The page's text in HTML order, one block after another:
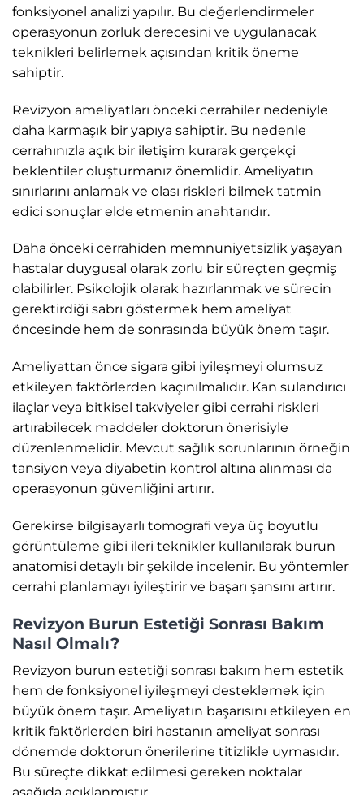
fonksiyonel analizi yapılır. Bu değerlendirmeler
operasyonun zorluk derecesini ve uygulanacak
teknikleri belirlemek açısından kritik öneme
sahiptir.
Revizyon ameliyatları önceki cerrahiler nedeniyle
daha karmaşık bir yapıya sahiptir. Bu nedenle
cerrahınızla açık bir iletişim kurarak gerçekçi
beklentiler oluşturmanız önemlidir. Ameliyatın
sınırlarını anlamak ve olası riskleri bilmek tatmin
edici sonuçlar elde etmenin anahtarıdır.
Daha önceki cerrahiden memnuniyetsizlik yaşayan
hastalar duygusal olarak zorlu bir süreçten geçmiş
olabilirler. Psikolojik olarak hazırlanmak ve sürecin
gerektirdiği sabrı göstermek hem ameliyat
öncesinde hem de sonrasında büyük önem taşır.
Ameliyattan önce sigara gibi iyileşmeyi olumsuz
etkileyen faktörlerden kaçınılmalıdır. Kan sulandırıcı
ilaçlar veya bitkisel takviyeler gibi cerrahi riskleri
artırabilecek maddeler doktorun önerisiyle
düzenlenmelidir. Mevcut sağlık sorunlarının örneğin
tansiyon veya diyabetin kontrol altına alınması da
operasyonun güvenliğini artırır.
Gerekirse bilgisayarlı tomografi veya üç boyutlu
görüntüleme gibi ileri teknikler kullanılarak burun
anatomisi detaylı bir şekilde incelenir. Bu yöntemler
cerrahi planlamayı iyileştirir ve başarı şansını artırır.
Revizyon Burun Estetiği Sonrası Bakım
Nasıl Olmalı?
Revizyon burun estetiği sonrası bakım hem estetik
hem de fonksiyonel iyileşmeyi desteklemek için
büyük önem taşır. Ameliyatın başarısını etkileyen en
kritik faktörlerden biri hastanın ameliyat sonrası
dönemde doktorun önerilerine titizlikle uymasıdır.
Bu süreçte dikkat edilmesi gereken noktalar